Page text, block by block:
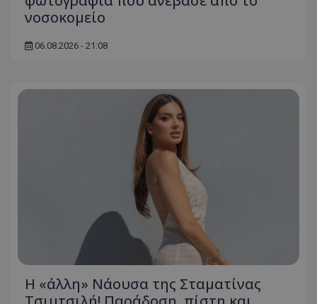
νοσοκομείο
06.08.2026 - 21:08
Η «άλλη» Νάουσα της Σταματίνας